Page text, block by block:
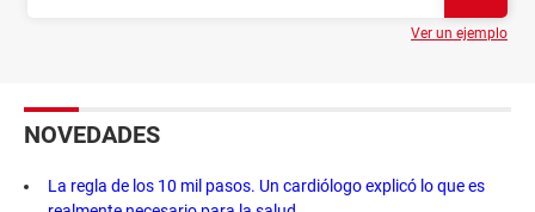
Ver un ejemplo
NOVEDADES
La regla de los 10 mil pasos. Un cardiólogo explicó lo que es